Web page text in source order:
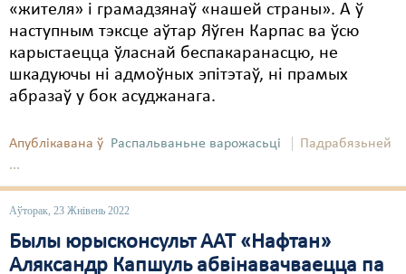
«жителя» і грамадзянаў «нашей страны». А ў
наступным тэксце аўтар Яўген Карпас ва ўсю
карыстаецца ўласнай беспакаранасцю, не
шкадуючы ні адмоўных эпітэтаў, ні прамых
абразаў у бок асуджанага.
Апублікавана ў Распальваньне варожасьці
Падрабязьней
...
Аўторак, 23 Жнівень 2022
Былы юрысконсульт ААТ «Нафтан»
Аляксандр Капшуль абвінавачваецца па